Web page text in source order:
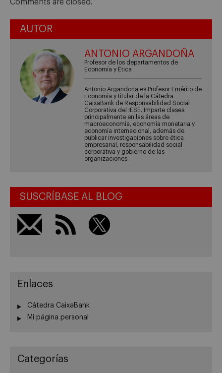
Comments are closed.
AUTOR
ANTONIO ARGANDOÑA
Profesor de los departamentos de
Economía y Ética
Antonio Argandoña es Profesor Emérito de
Economía y titular de la Cátedra
CaixaBank de Responsabilidad Social
Corporativa del IESE. Imparte clases
principalmente en las áreas de
macroeconomía, economía monetaria y
economía internacional, además de
publicar investigaciones sobre ética
empresarial, responsabilidad social
corporativa y gobierno de las
organizaciones.
SUSCRÍBASE AL BLOG
Enlaces
Cátedra CaixaBank
Mi página personal
Categorías